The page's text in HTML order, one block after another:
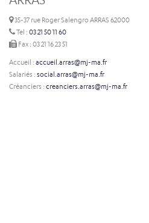
35-37 rue Roger Salengro ARRAS 62000
Tel : 03 21 50 11 60
Fax : 03 21 16 23 51
Accueil : accueil.arras@mj-ma.fr
Salariés : social.arras@mj-ma.fr
Créanciers : creanciers.arras@mj-ma.fr